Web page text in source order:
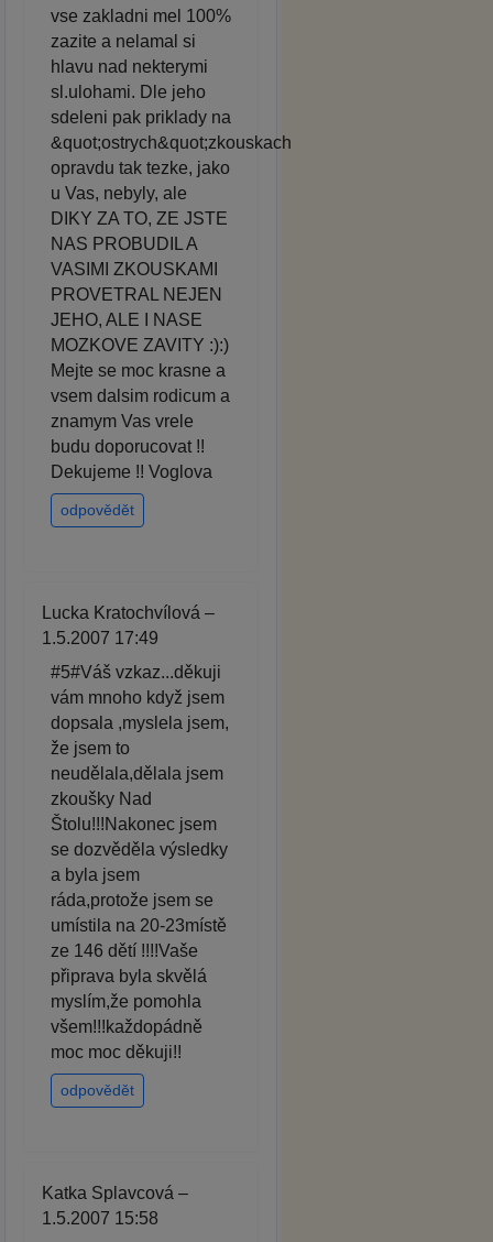
vse zakladni mel 100%
zazite a nelamal si
hlavu nad nekterymi
sl.ulohami. Dle jeho
sdeleni pak priklady na
&quot;ostrych&quot;zkouskach
opravdu tak tezke, jako
u Vas, nebyly, ale
DIKY ZA TO, ZE JSTE
NAS PROBUDIL A
VASIMI ZKOUSKAMI
PROVETRAL NEJEN
JEHO, ALE I NASE
MOZKOVE ZAVITY :):)
Mejte se moc krasne a
vsem dalsim rodicum a
znamym Vas vrele
budu doporucovat !!
Dekujeme !! Voglova
odpovědět
Lucka Kratochvílová –
1.5.2007 17:49
#5#Váš vzkaz...děkuji
vám mnoho když jsem
dopsala ,myslela jsem,
že jsem to
neudělala,dělala jsem
zkoušky Nad
Štolu!!!Nakonec jsem
se dozvěděla výsledky
a byla jsem
ráda,protože jsem se
umístila na 20-23místě
ze 146 dětí !!!!Vaše
připrava byla skvělá
myslím,že pomohla
všem!!!každopádně
moc moc děkuji!!
odpovědět
Katka Splavcová –
1.5.2007 15:58